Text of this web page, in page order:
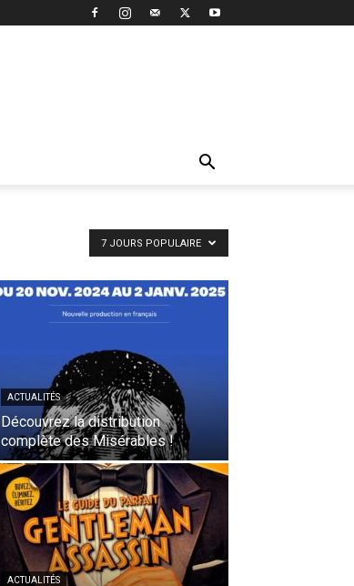
7 JOURS POPULAIRE
ACTUALITÉS
Découvrez la distribution
complète des Misérables !
ACTUALITÉS